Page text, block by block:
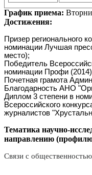
График приема:
Достижения:
Призер регионального
номинации Лучшая
место);
Победитель
номинации Профи
Почетная грамота
Благодарность АНО
Диплом 3 степени в
Всероссийского
журналистов
Тематика научно-
направлению
Связи с